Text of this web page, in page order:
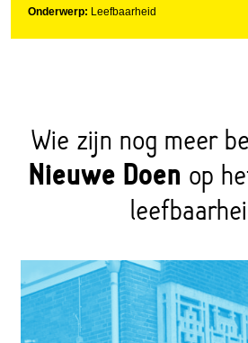
Onderwerp: Leefbaarheid
Wie zijn nog meer
Nieuwe Doen op